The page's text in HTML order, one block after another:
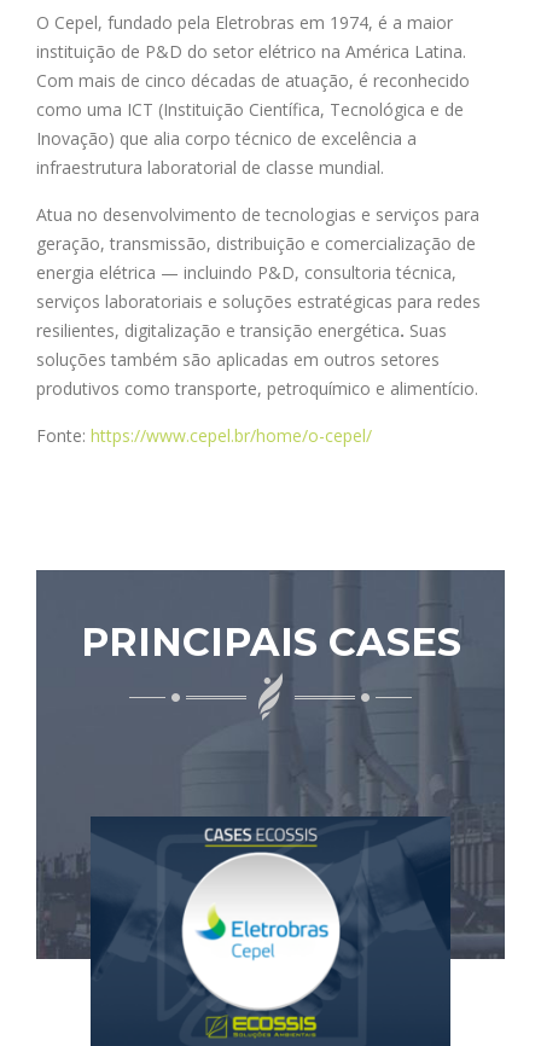
O Cepel, fundado pela Eletrobras em 1974, é a maior
instituição de P&D do setor elétrico na América Latina.
Com mais de cinco décadas de atuação, é reconhecido
como uma ICT (Instituição Científica, Tecnológica e de
Inovação) que alia corpo técnico de excelência a
infraestrutura laboratorial de classe mundial.
Atua no desenvolvimento de tecnologias e serviços para
geração, transmissão, distribuição e comercialização de
energia elétrica — incluindo P&D, consultoria técnica,
serviços laboratoriais e soluções estratégicas para redes
resilientes, digitalização e transição energética. Suas
soluções também são aplicadas em outros setores
produtivos como transporte, petroquímico e alimentício.
Fonte: https://www.cepel.br/home/o-cepel/
PRINCIPAIS CASES